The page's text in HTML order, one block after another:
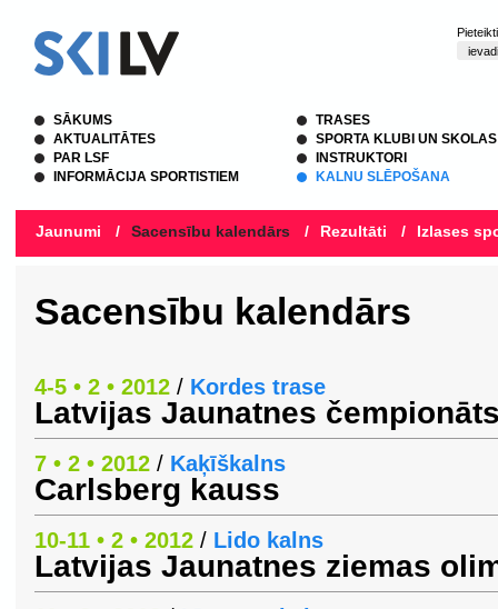
SĀKUMS
AKTUALITĀTES
PAR LSF
INFORMĀCIJA SPORTISTIEM
TRASES
SPORTA KLUBI UN SKOLAS
INSTRUKTORI
KALNU SLĒPOŠANA
Jaunumi / Sacensību kalendārs / Rezultāti / Izlases
Sacensību kalendārs
4-5 • 2 • 2012 / Kordes trase
Latvijas Jaunatnes
7 • 2 • 2012 / Kaķīškalns
Carlsberg kauss
10-11 • 2 • 2012 / Lido kalns
Latvijas Jaunatnes ziemas